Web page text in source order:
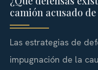
camión acusado
Las estrategias de
impugnación de la